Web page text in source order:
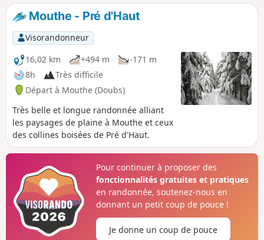
nordique qui sont damées en hiver, par respect
pour les pratiquants et pour le travail des
pisteurs nous vous prions de ne pas marcher
sur les pistes.
Mouthe - Pré d'Haut
Visorandonneur
16,02 km
+494 m
-171 m
8h
Très difficile
Départ à Mouthe (Doubs)
Très belle et longue randonnée alliant
les paysages de plaine à Mouthe et ceux
des collines boisées de Pré d'Haut.
Pour continuer à proposer des
fonctionnalités gratuites et pratiques
en randonnée, soutenez-nous en
donnant un petit coup de pouce !
Je donne un coup de pouce